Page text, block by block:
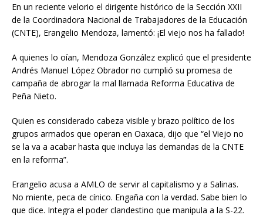
En un reciente velorio el dirigente histórico de la Sección XXII
de la Coordinadora Nacional de Trabajadores de la Educación
(CNTE), Erangelio Mendoza, lamentó: ¡El viejo nos ha fallado!
A quienes lo oían, Mendoza González explicó que el presidente
Andrés Manuel López Obrador no cumplió su promesa de
campaña de abrogar la mal llamada Reforma Educativa de
Peña Nieto.
Quien es considerado cabeza visible y brazo político de los
grupos armados que operan en Oaxaca, dijo que “el Viejo no
se la va a acabar hasta que incluya las demandas de la CNTE
en la reforma”.
Erangelio acusa a AMLO de servir al capitalismo y a Salinas.
No miente, peca de cínico. Engaña con la verdad. Sabe bien lo
que dice. Integra el poder clandestino que manipula a la S-22.